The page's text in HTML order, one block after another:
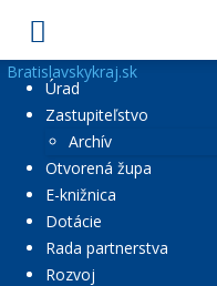
Bratislavskykraj.sk
Úrad
Zastupiteľstvo
Archív
Otvorená župa
E-knižnica
Dotácie
Rada partnerstva
Rozvoj